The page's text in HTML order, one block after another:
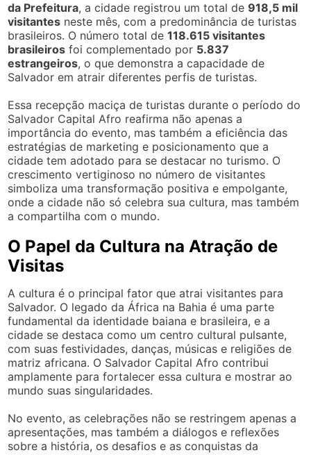
da Prefeitura, a cidade registrou um total de918,5 mil
visitantes neste mês, com a predominância de turistas
brasileiros. O número total de118.615 visitantes
brasileiros foi complementado por 5.837
estrangeiros, o que demonstra a capacidade de
Salvador em atrair diferentes perfis de turistas.
Essa recepção maciça de turistas durante o período do
Salvador Capital Afro reafirma não apenas a
importância do evento, mas também a eficiência das
estratégias de marketing e posicionamento que a
cidade tem adotado para se destacar no turismo. O
crescimento vertiginoso no número de visitantes
simboliza uma transformação positiva e empolgante,
onde a cidade não só celebra sua cultura, mas também
a compartilha com o mundo.
O Papel da Cultura na Atração de
Visitas
A cultura é o principal fator que atrai visitantes para
Salvador. O legado da África na Bahia é uma parte
fundamental da identidade baiana e brasileira, e a
cidade se destaca como um centro cultural pulsante,
com suas festividades, danças, músicas e religiões de
matriz africana. O Salvador Capital Afro contribui
amplamente para fortalecer essa cultura e mostrar ao
mundo suas singularidades.
No evento, as celebrações não se restringem apenas a
apresentações, mas também a diálogos e reflexões
sobre a história, os desafios e as conquistas da